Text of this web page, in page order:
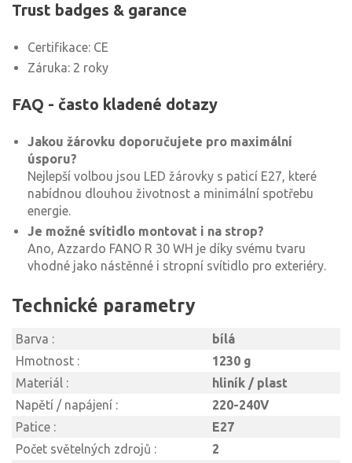
Trust badges & garance
Certifikace: CE
Záruka: 2 roky
FAQ - často kladené dotazy
Jakou žárovku doporučujete pro maximální
úsporu?
Nejlepší volbou jsou LED žárovky s paticí E27, které
nabídnou dlouhou životnost a minimální spotřebu
energie.
Je možné svítidlo montovat i na strop?
Ano, Azzardo FANO R 30 WH je díky svému tvaru
vhodné jako nástěnné i stropní svítidlo pro exteriéry.
Technické parametry
Barva :
bílá
Hmotnost :
1230 g
Materiál :
hliník / plast
Napětí / napájení :
220-240V
Patice :
E27
Počet světelných zdrojů :
2